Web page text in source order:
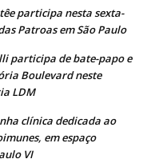
participa nesta sexta-
Patroas em São Paulo
participa de bate-papo e
Boulevard neste
LDM
clínica dedicada ao
em espaço
VI